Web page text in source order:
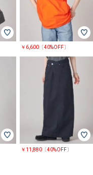
￥6,600〔40%OFF〕
￥11,880〔40%OFF〕